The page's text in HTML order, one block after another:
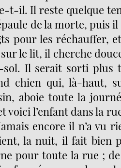
t-il. Il reste quelque
de la morte, puis
pour les réchauffer,
le lit, il cherche
Il serait sorti plus
chien qui, là-haut,
aboie toute la
voici l’enfant dans la
encore il n’a vu
la nuit, il fait bien
pour toute la rue ;